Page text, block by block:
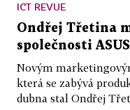
ICT REVUE
Ondřej Třetina
společnosti ASUS
Novým
která se zabývá
dubna stal Ondřej